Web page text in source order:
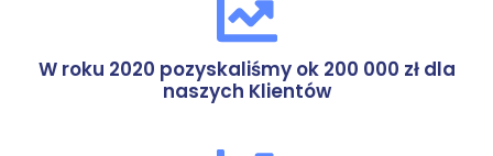
W roku 2020 pozyskaliśmy ok 200 000 zł dla
naszych Klientów